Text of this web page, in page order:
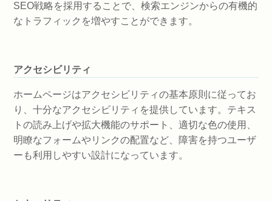
SEO戦略を採用することで、検索エンジンからの有機的
なトラフィックを増やすことができます。
アクセシビリティ
ホームページはアクセシビリティの基本原則に従ってお
り、十分なアクセシビリティを提供しています。テキス
トの読み上げや拡大機能のサポート、適切な色の使用、
明瞭なフォームやリンクの配置など、障害を持つユーザ
ーも利用しやすい設計になっています。